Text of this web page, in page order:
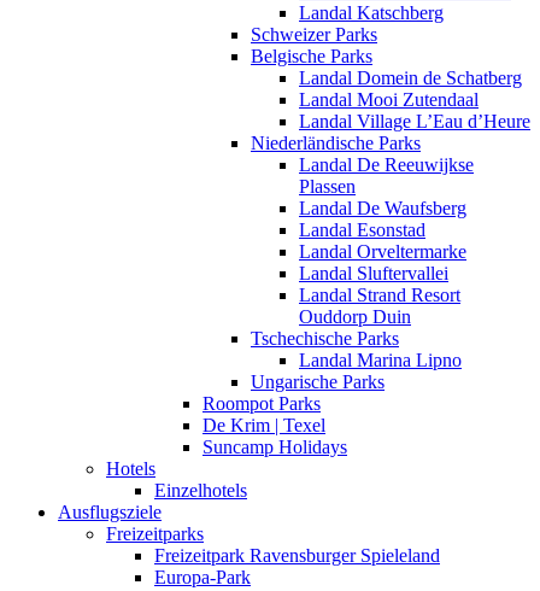
Landal Katschberg
Schweizer Parks
Belgische Parks
Landal Domein de Schatberg
Landal Mooi Zutendaal
Landal Village L’Eau d’Heure
Niederländische Parks
Landal De Reeuwijkse
Plassen
Landal De Waufsberg
Landal Esonstad
Landal Orveltermarke
Landal Sluftervallei
Landal Strand Resort
Ouddorp Duin
Tschechische Parks
Landal Marina Lipno
Ungarische Parks
Roompot Parks
De Krim | Texel
Suncamp Holidays
Hotels
Einzelhotels
Ausflugsziele
Freizeitparks
Freizeitpark Ravensburger Spieleland
Europa-Park